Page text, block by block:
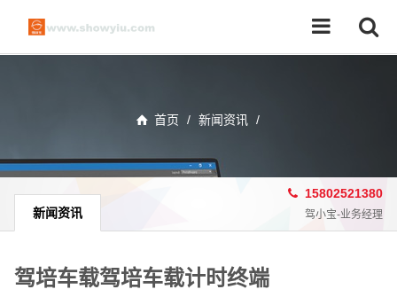
首页 / 新闻资讯 /
新闻资讯
15802521380
驾小宝-业务经理
驾培车载驾培车载计时终端